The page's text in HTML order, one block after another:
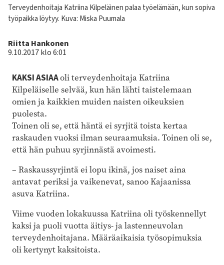
Kuvateksti
Terveydenhoitaja Katriina Kilpeläinen palaa työelämään, kun sopiva
työpaikka löytyy. Kuva: Miska Puumala
Kirjoittaja
Riitta Hankonen
9.10.2017 klo 6:01
KAKSI ASIAAoli terveydenhoitaja Katriina
Kilpeläiselle selvää, kun hän lähti taistelemaan
omien ja kaikkien muiden naisten oikeuksien
puolesta.
Toinen oli se, että häntä ei syrjitä toista kertaa
raskauden vuoksi ilman seuraamuksia. Toinen oli se,
että hän puhuu syrjinnästä avoimesti.
– Raskaussyrjintä ei lopu ikinä, jos naiset aina
antavat periksi ja vaikenevat, sanoo Kajaanissa
asuva Katriina.
Viime vuoden lokakuussa Katriina oli työskennellyt
kaksi ja puoli vuotta äitiys- ja lastenneuvolan
terveydenhoitajana. Määräaikaisia työsopimuksia
oli kertynyt kaksitoista.